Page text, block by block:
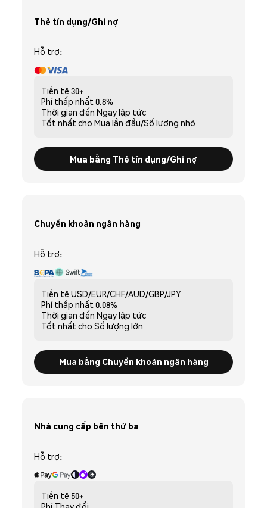
Thẻ tín dụng/Ghi nợ
Hỗ trợ:
Tiền tệ 30+
Phí thấp nhất 0.8%
Thời gian đến Ngay lập tức
Tốt nhất cho Mua lần đầu/Số lượng nhỏ
Mua bằng Thẻ tín dụng/Ghi nợ
Chuyển khoản ngân hàng
Hỗ trợ:
Tiền tệ USD/EUR/CHF/AUD/GBP/JPY
Phí thấp nhất 0.08%
Thời gian đến Ngay lập tức
Tốt nhất cho Số lượng lớn
Mua bằng Chuyển khoản ngân hàng
Nhà cung cấp bên thứ ba
Hỗ trợ:
Tiền tệ 50+